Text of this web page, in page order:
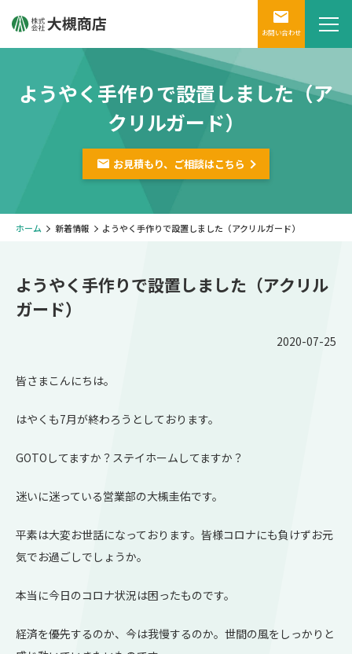
お問い合わせ
ようやく手作りで設置しました（ア
クリルガード）
お見積もり、ご相談はこちら
ホーム 新着情報 ようやく手作りで設置しました（アクリルガード）
ようやく手作りで設置しました（アクリル
ガード）
2020-07-25
皆さまこんにちは。
はやくも7月が終わろうとしております。
GOTOしてますか？ステイホームしてますか？
迷いに迷っている営業部の大槻圭佑です。
平素は大変お世話になっております。皆様コロナにも負けずお元
気でお過ごしでしょうか。
本当に今日のコロナ状況は困ったものです。
経済を優先するのか、今は我慢するのか。世間の風をしっかりと